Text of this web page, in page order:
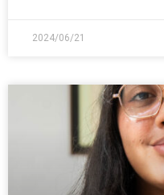
2024/06/21